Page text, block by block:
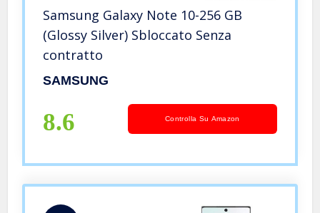
Samsung Galaxy Note 10-256 GB
(Glossy Silver) Sbloccato Senza
contratto
SAMSUNG
8.6 Controlla Su Amazon